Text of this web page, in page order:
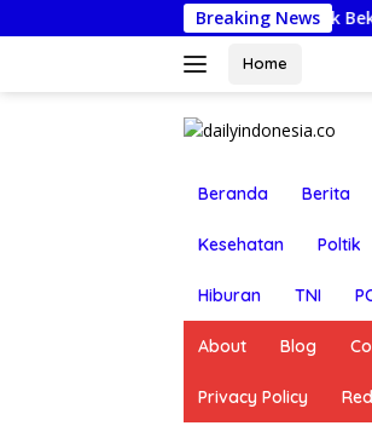
ke
Breaking News
Berkah: Kapolsek Bekasi Barat Turun
Home
Beranda Berita
Kesehatan Poltik
Hiburan TNI
About Blog
Privacy Policy